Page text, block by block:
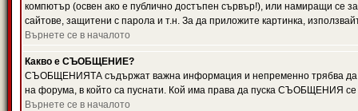
компютър (освен ако е публично достъпен сървър!), или намиращи се
сайтове, защитени с парола и т.н. За да приложите картинка,
Върнете се в началото
Какво е СЪОБЩЕНИЕ?
СЪОБЩЕНИЯТА съдържат важна информация и непременно трябва да
на форума, в който са пуснати. Кой има права да пуска СЪОБЩЕНИЯ се
Върнете се в началото